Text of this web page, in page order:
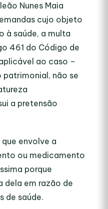
Nunes Maia
cujo objeto
à saúde, a multa
461 do Código de
ao caso –
não se
a pretensão
envolve a
ou medicamento
porque
dela em razão de
de saúde.